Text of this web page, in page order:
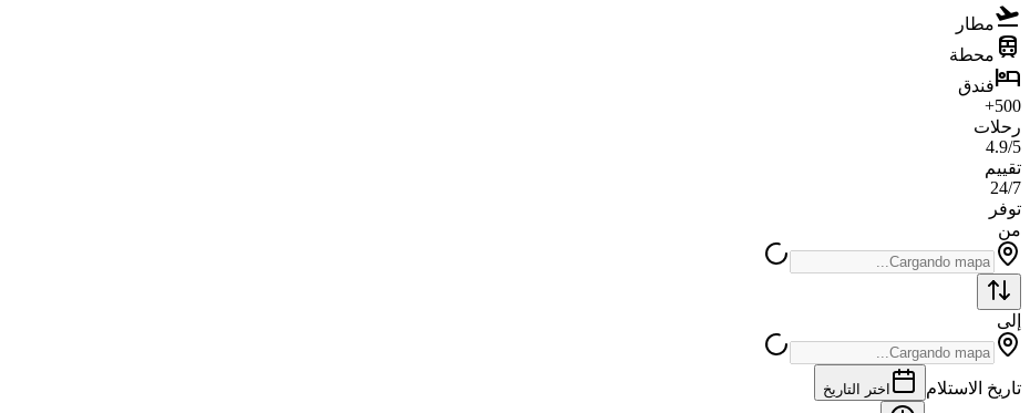
flight_takeoffمطار
train محطة
hotelفندق
500+
رحلات
4.9/5
تقييم
24/7
توفر
من
إلى
تاريخ الاستلام اختر التاريخ